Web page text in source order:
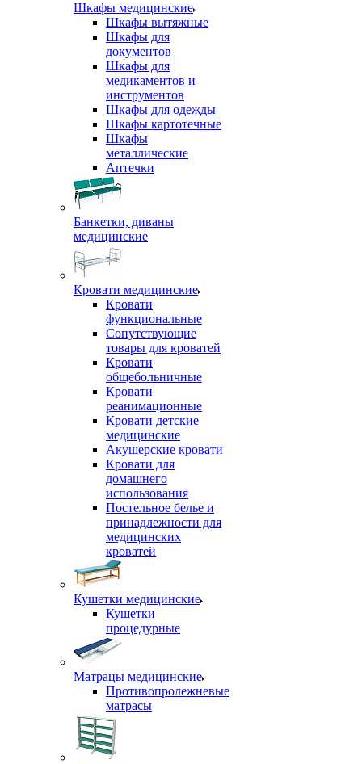
Шкафы медицинские
Шкафы вытяжные
Шкафы для
документов
Шкафы для
медикаментов и
инструментов
Шкафы для одежды
Шкафы картотечные
Шкафы
металлические
Аптечки
Банкетки, диваны
медицинские
Кровати медицинские
Кровати
функциональные
Сопутствующие
товары для кроватей
Кровати
общебольничные
Кровати
реанимационные
Кровати детские
медицинские
Акушерские кровати
Кровати для
домашнего
использования
Постельное белье и
принадлежности для
медицинских
кроватей
Кушетки медицинские
Кушетки
процедурные
Матрацы медицинские
Противопролежневые
матрасы